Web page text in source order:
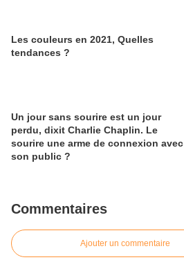
Les couleurs en 2021, Quelles
tendances ?
Un jour sans sourire est un jour
perdu, dixit Charlie Chaplin. Le
sourire une arme de connexion avec
son public ?
Commentaires
Ajouter un commentaire